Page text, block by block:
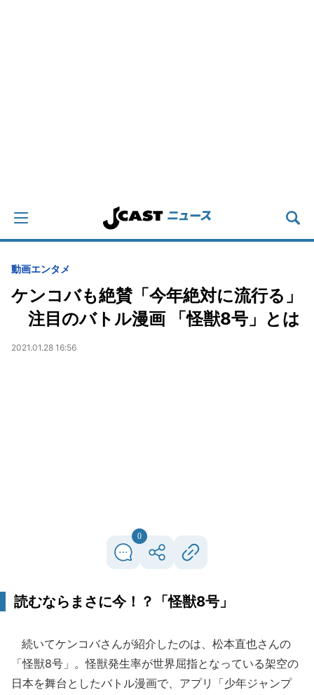
動画エンタメ
ケンコバも絶賛「今年絶対に流行る」
注目のバトル漫画 「怪獣8号」とは
2021.01.28 16:56
0
読むならまさに今！？「怪獣8号」
続いてケンコバさんが紹介したのは、松本直也さんの
「怪獣8号」。怪獣発生率が世界屈指となっている架空の
日本を舞台としたバトル漫画で、アプリ「少年ジャンプ